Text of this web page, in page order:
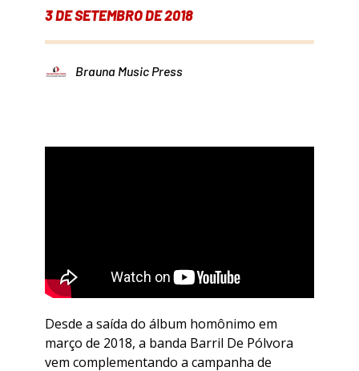
3 DE SETEMBRO DE 2018
Brauna Music Press
Desde a saída do álbum homônimo em
março de 2018, a banda Barril De Pólvora
vem complementando a campanha de